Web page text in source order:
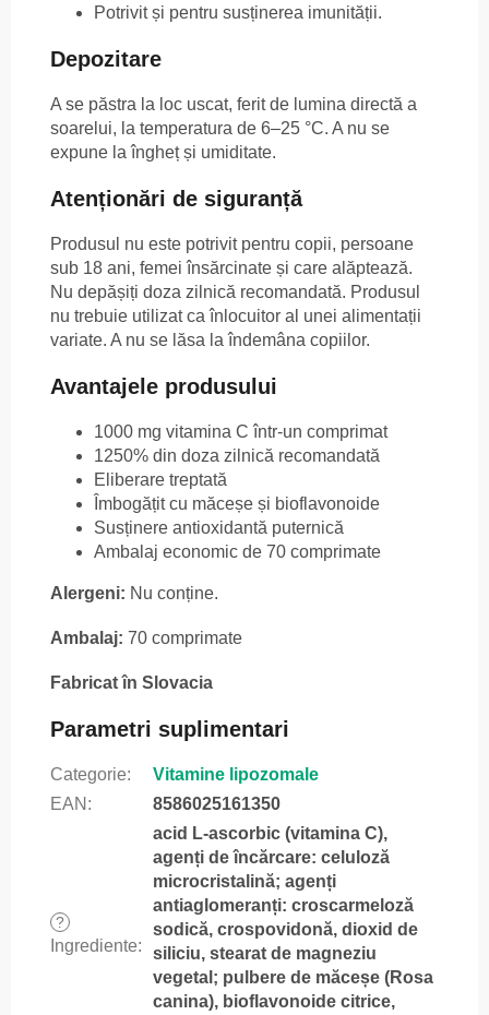
Potrivit și pentru susținerea imunității.
Depozitare
A se păstra la loc uscat, ferit de lumina directă a
soarelui, la temperatura de 6–25 °C. A nu se
expune la îngheț și umiditate.
Atenționări de siguranță
Produsul nu este potrivit pentru copii, persoane
sub 18 ani, femei însărcinate și care alăptează.
Nu depășiți doza zilnică recomandată. Produsul
nu trebuie utilizat ca înlocuitor al unei alimentații
variate. A nu se lăsa la îndemâna copiilor.
Avantajele produsului
1000 mg vitamina C într-un comprimat
1250% din doza zilnică recomandată
Eliberare treptată
Îmbogățit cu măceșe și bioflavonoide
Susținere antioxidantă puternică
Ambalaj economic de 70 comprimate
Alergeni: Nu conține.
Ambalaj: 70 comprimate
Fabricat în Slovacia
Parametri suplimentari
Categorie:
Vitamine lipozomale
EAN : 8586025161350
?
Ingrediente:
acid L-ascorbic (vitamina C),
agenți de încărcare: celuloză
microcristalină; agenți
antiaglomeranți: croscarmeloză
sodică, crospovidonă, dioxid de
siliciu, stearat de magneziu
vegetal; pulbere de măceșe (Rosa
canina), bioflavonoide citrice,